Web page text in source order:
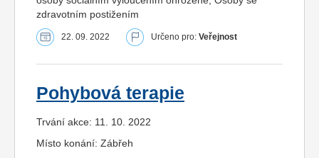
zdravotním postižením
22. 09. 2022 Určeno pro: Veřejnost
Pohybová terapie
Trvání akce: 11. 10. 2022
Místo konání: Zábřeh